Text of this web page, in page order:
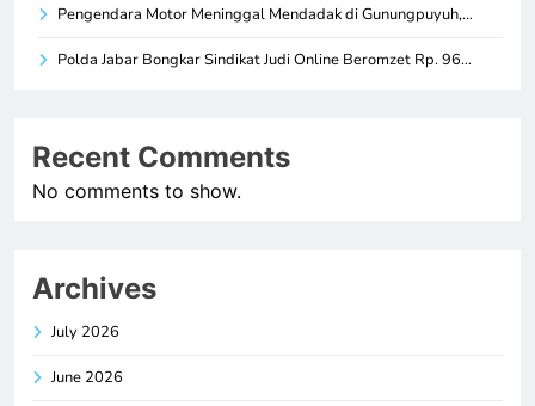
Pengendara Motor Meninggal Mendadak di Gunungpuyuh,…
Polda Jabar Bongkar Sindikat Judi Online Beromzet Rp. 96…
Recent Comments
No comments to show.
Archives
July 2026
June 2026